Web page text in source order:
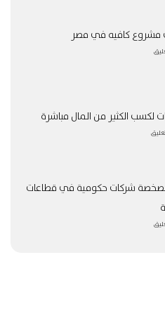
كافيه في مصر
لكسب الكثير من المال مباشرة
شركات حكومية في قطاعات